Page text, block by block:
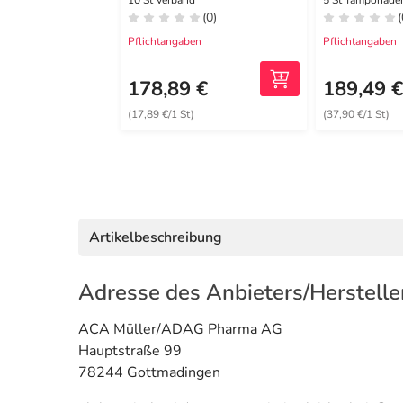
(0)
Pflichtangaben
178,89 €
(17,89 €/1 St)
Pflichtangaben
189,49 €
(37,90 €/1 St)
Artikelbeschreibung
Adresse des Anbieters/
ACA Müller/ADAG Pharma AG
Hauptstraße 99
78244 Gottmadingen